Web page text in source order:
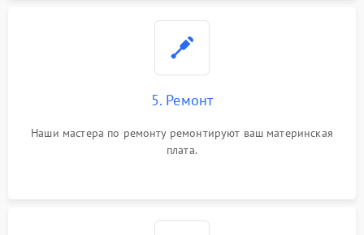
5. Ремонт
Наши мастера по ремонту ремонтируют ваш материнская
плата.